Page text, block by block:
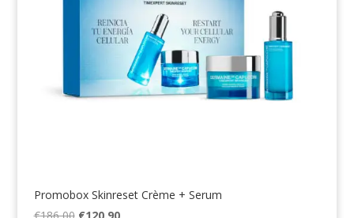
Promobox Skinreset Crème + Serum
Oorspronkelijke
Huidige